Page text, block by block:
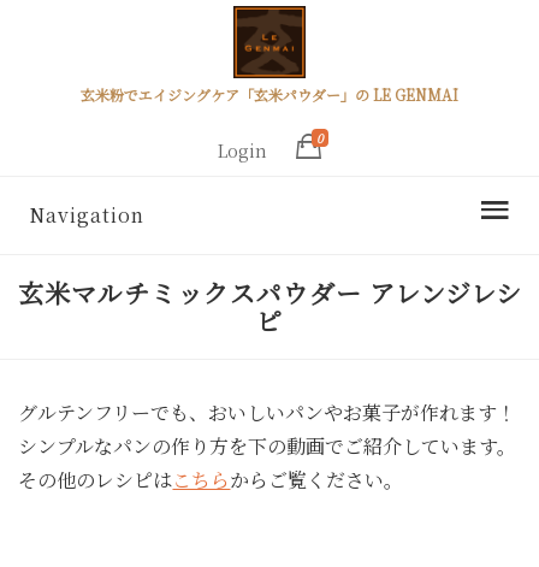
玄米粉でエイジングケア「玄米パウダー」の LE GENMAI
Login
0
Navigation
玄米マルチミックスパウダー アレンジレシ
ピ
グルテンフリーでも、おいしいパンやお菓子が作れます！
シンプルなパンの作り方を下の動画でご紹介しています。
その他のレシピはこちらからご覧ください。